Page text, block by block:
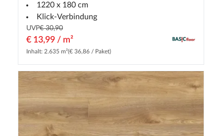
1220 x 180 cm
Klick-Verbindung
UVP€ 30,90
€ 13,99 / m²
Inhalt: 2.635 m²(€ 36,86 / Paket)